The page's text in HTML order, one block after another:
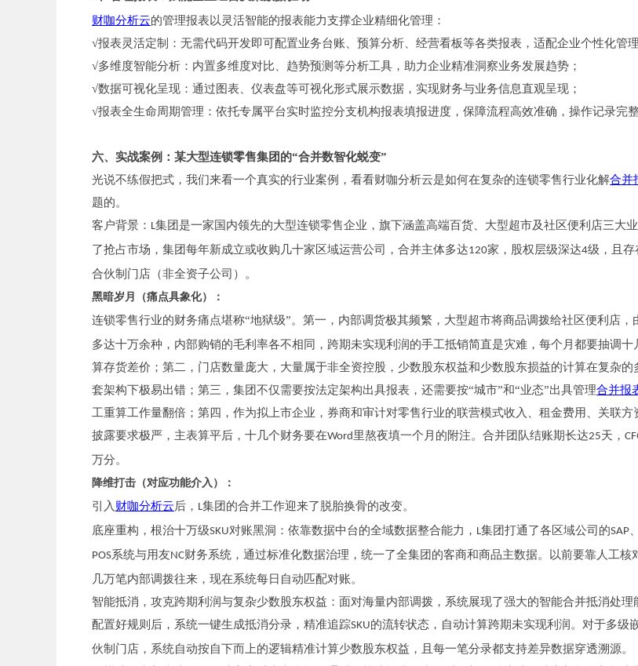
财咖分析云的管理报表以灵活智能的报表能力支撑企业精细化管理：
√报表灵活定制：无需代码开发即可配置业务台账、预算分析、经营看板等各类报表，适配企业个性化管理
√多维度智能分析：内置多维度对比、趋势预测等分析工具，助力企业精准洞察业务发展趋势；
√数据可视化呈现：通过图表、仪表盘等可视化形式展示数据，实现财务与业务信息直观呈现；
√报表全生命周期管理：依托专属平台实时监控分支机构报表填报进度，保障流程高效准确，操作记录完整
六、实战案例：某大型连锁零售集团的“合并数智化蜕变”
光说不练假把式，我们来看一个真实的行业案例，看看财咖分析云是如何在复杂的连锁零售行业化解合并
题的。
客户背景： L集团是一家国内领先的大型连锁零售企业，旗下涵盖高端百货、大型超市及社区便利店三大
了抢占市场，集团每年新成立或收购几十家区域运营公司，合并主体多达120家，股权层级深达4级，且存
合伙制门店（非全资子公司）。
黑暗岁月（痛点具象化）：
连锁零售行业的财务痛点堪称“地狱级”。第一，内部调货极其频繁，大型超市将商品调拨给社区便利店，
多达十万余种，内部购销的毛利率各不相同，跨期未实现利润的手工抵销简直是灾难，每个月都要抽调十
算存货差价；第二，门店数量庞大，大量属于非全资控股，少数股东权益和少数股东损益的计算在复杂的
套架构下极易出错；第三，集团不仅需要按法定架构出具报表，还需要按“城市”和“业态”出具管理合并报
工重算工作量翻倍；第四，作为拟上市企业，券商和审计对零售行业的联营模式收入、租金费用、关联方
披露要求极严，主表算平后，十几个财务要在Word里熬夜填一个月的附注。合并团队结账期长达25天，
万分。
降维打击（对应功能介入）：
引入 财咖分析云后， L集团的合并工作迎来了脱胎换骨的改变。
底座重构，根治十万级SKU对账黑洞：依靠数据中台的全域数据整合能力， L集团打通了各区域公司的SAP
POS系统与用友NC财务系统，通过标准化数据治理，统一了全集团的客商和商品主数据。以前要靠人工核
几万笔内部调拨往来，现在系统每日自动匹配对账。
智能抵消，攻克跨期利润与复杂少数股东权益：面对海量内部调拨，系统展现了强大的智能合并抵消处理
配置好规则后，系统一键生成抵消分录，精准追踪SKU的流转状态，自动计算跨期未实现利润。对于多级
伙制门店，系统自动按自下而上的逻辑精准计算少数股东权益，且每一笔分录都支持差异数据穿透溯源。